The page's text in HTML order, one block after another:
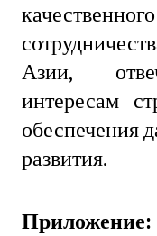
Азии,
интересам
обеспечения
развития.